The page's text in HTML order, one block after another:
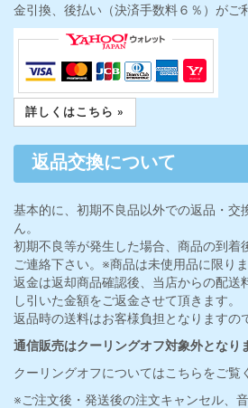
金引換、後払い（決済手数料６％）がご
詳しくはこちら »
返品交換について
基本的に、初期不良品以外での返品・交
ん。
初期不良等が発生した場合、商品の到着
ご連絡下さい。※商品は未使用品に限りま
返金は返却商品確認後、当店からの配送
し引いた金額をご返金させて頂きます。
返品時の送料はお客様負担となりますの
通信販売はクーリングオフ対象外となり
クーリングオフについてはこちらをご覧
※ご注文後・発送後の注文キャンセル、